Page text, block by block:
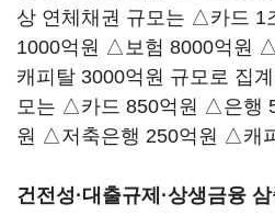
상 연체채권 규모는 △카드
1000억원 △보험 8000억원
캐피탈 3000억원 규모로 집
모는 △카드 850억원 △은행
원 △저축은행 250억원 △캐
건전성·대출규제·상생금융